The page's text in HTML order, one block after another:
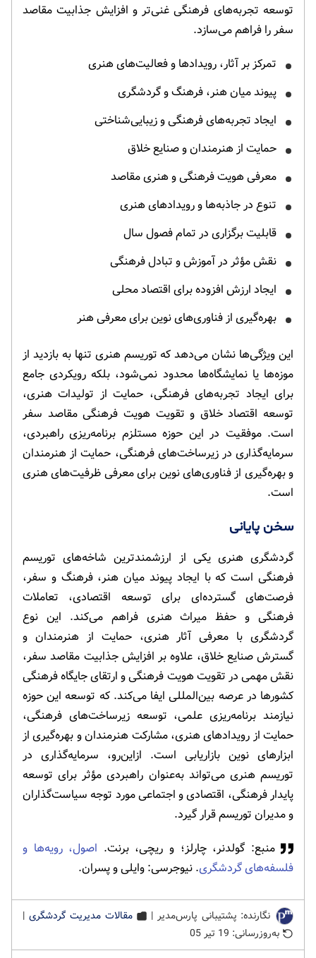
توسعه تجربه‌های فرهنگی غنی‌تر و افزایش جذابیت مقاصد
سفر را فراهم می‌سازد.
تمرکز بر آثار، رویدادها و فعالیت‌های هنری
پیوند میان هنر، فرهنگ و گردشگری
ایجاد تجربه‌های فرهنگی و زیبایی‌شناختی
حمایت از هنرمندان و صنایع خلاق
معرفی هویت فرهنگی و هنری مقاصد
تنوع در جاذبه‌ها و رویدادهای هنری
قابلیت برگزاری در تمام فصول سال
نقش مؤثر در آموزش و تبادل فرهنگی
ایجاد ارزش افزوده برای اقتصاد محلی
بهره‌گیری از فناوری‌های نوین برای معرفی هنر
این ویژگی‌ها نشان می‌دهد که توریسم هنری تنها به بازدید از
موزه‌ها یا نمایشگاه‌ها محدود نمی‌شود، بلکه رویکردی جامع
برای ایجاد تجربه‌های فرهنگی، حمایت از تولیدات هنری،
توسعه اقتصاد خلاق و تقویت هویت فرهنگی مقاصد سفر
است. موفقیت در این حوزه مستلزم برنامه‌ریزی راهبردی،
سرمایه‌گذاری در زیرساخت‌های فرهنگی، حمایت از هنرمندان
و بهره‌گیری از فناوری‌های نوین برای معرفی ظرفیت‌های هنری
است.
سخن پایانی
گردشگری هنری یکی از ارزشمندترین شاخه‌های توریسم
فرهنگی است که با ایجاد پیوند میان هنر، فرهنگ و سفر،
فرصت‌های گسترده‌ای برای توسعه اقتصادی، تعاملات
فرهنگی و حفظ میراث هنری فراهم می‌کند. این نوع
گردشگری با معرفی آثار هنری، حمایت از هنرمندان و
گسترش صنایع خلاق، علاوه بر افزایش جذابیت مقاصد سفر،
نقش مهمی در تقویت هویت فرهنگی و ارتقای جایگاه فرهنگی
کشورها در عرصه بین‌المللی ایفا می‌کند. که توسعه این حوزه
نیازمند برنامه‌ریزی علمی، توسعه زیرساخت‌های فرهنگی،
حمایت از رویدادهای هنری، مشارکت هنرمندان و بهره‌گیری از
ابزارهای نوین بازاریابی است. ازاین‌رو، سرمایه‌گذاری در
توریسم هنری می‌تواند به‌عنوان راهبردی مؤثر برای توسعه
پایدار فرهنگی، اقتصادی و اجتماعی مورد توجه سیاست‌گذاران
و مدیران توریسم قرار گیرد.
منبع: گولدنر، چارلز؛ و ریچی، برنت. اصول، رویه‌ها و
فلسفه‌های گردشگری. نیوجرسی: وایلی و پسران.
نگارنده: پشتیبانی پارس‌مدیر | مقالات مدیریت گردشگری |
به‌روزرسانی: 19 تیر 05